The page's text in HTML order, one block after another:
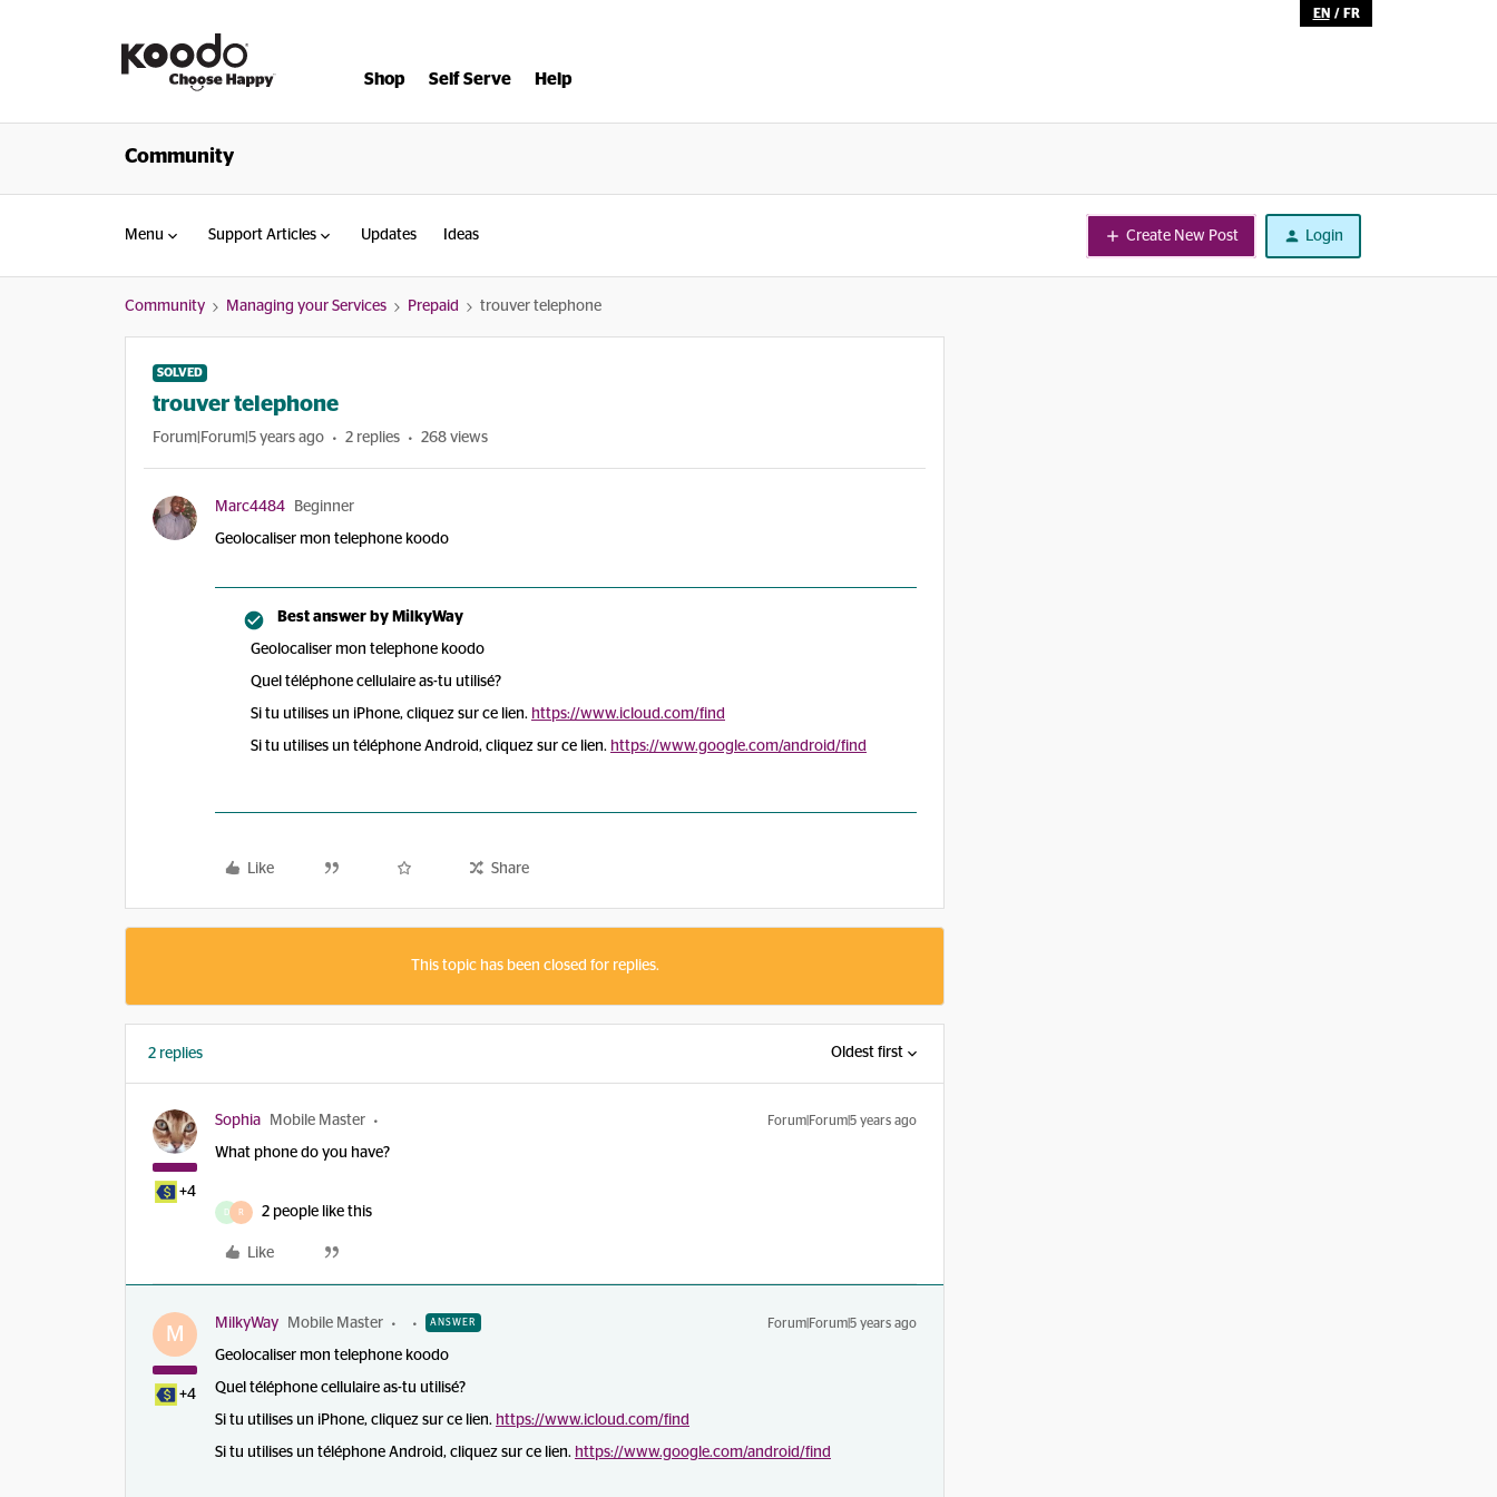
EN / FR
Shop Self Serve Help
Community
Menu Support Articles Updates Ideas Create New Post Login
Community Managing your Services Prepaid trouver telephone
SOLVED
trouver telephone
Forum|Forum|5 years ago 2 replies 268 views
Marc4484 Beginner
Geolocaliser mon telephone koodo
Best answer by MilkyWay
Geolocaliser mon telephone koodo
Quel téléphone cellulaire as-tu utilisé?
Si tu utilises un iPhone, cliquez sur ce lien. https://www.icloud.com/find
Si tu utilises un téléphone Android, cliquez sur ce lien. https://www.google.com/android/find
Like Share
This topic has been closed for replies.
2 replies Oldest first
+4
Sophia Mobile Master Forum|Forum|5 years ago
What phone do you have?
D R 2 people like this
Like
M
+4
MilkyWay Mobile Master ANSWER Forum|Forum|5 years ago
Geolocaliser mon telephone koodo
Quel téléphone cellulaire as-tu utilisé?
Si tu utilises un iPhone, cliquez sur ce lien. https://www.icloud.com/find
Si tu utilises un téléphone Android, cliquez sur ce lien. https://www.google.com/android/find